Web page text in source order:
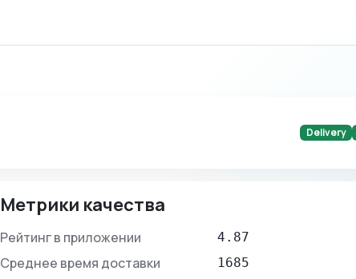
Delivery
Метрики качества
Рейтинг в приложении 4.87
Среднее время доставки 1685